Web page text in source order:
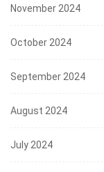
November 2024
October 2024
September 2024
August 2024
July 2024